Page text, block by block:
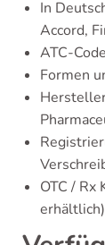
In
Accord,
ATC-
Formen
OTC / Rx
erhältlich)